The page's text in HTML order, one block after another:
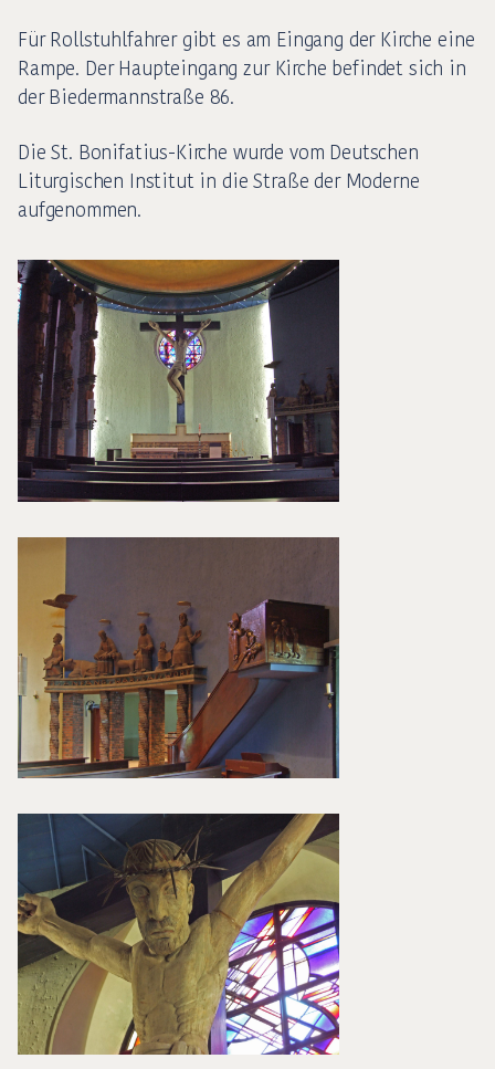
Für Rollstuhlfahrer gibt es am Eingang der Kirche eine
Rampe. Der Haupteingang zur Kirche befindet sich in
der Biedermannstraße 86.
Die St. Bonifatius-Kirche wurde vom Deutschen
Liturgischen Institut in die Straße der Moderne
aufgenommen.